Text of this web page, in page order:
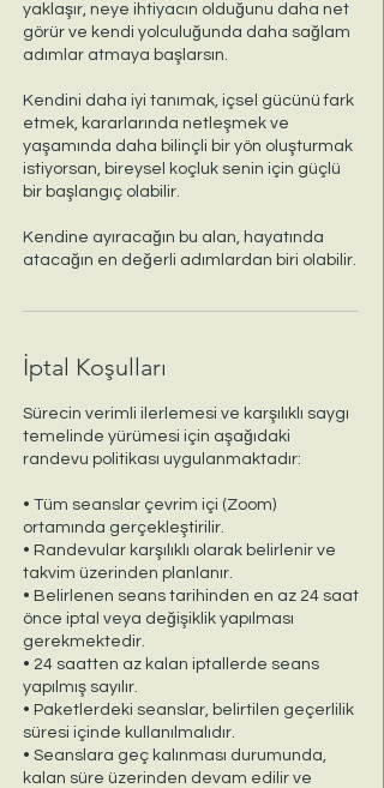
yaklaşır, neye ihtiyacın olduğunu daha net
görür ve kendi yolculuğunda daha sağlam
adımlar atmaya başlarsın.
Kendini daha iyi tanımak, içsel gücünü fark
etmek, kararlarında netleşmek ve
yaşamında daha bilinçli bir yön oluşturmak
istiyorsan, bireysel koçluk senin için güçlü
bir başlangıç olabilir.
Kendine ayıracağın bu alan, hayatında
atacağın en değerli adımlardan biri olabilir.
İptal Koşulları
Sürecin verimli ilerlemesi ve karşılıklı saygı
temelinde yürümesi için aşağıdaki
randevu politikası uygulanmaktadır:
• Tüm seanslar çevrim içi (Zoom)
ortamında gerçekleştirilir.
• Randevular karşılıklı olarak belirlenir ve
takvim üzerinden planlanır.
• Belirlenen seans tarihinden en az 24 saat
önce iptal veya değişiklik yapılması
gerekmektedir.
• 24 saatten az kalan iptallerde seans
yapılmış sayılır.
• Paketlerdeki seanslar, belirtilen geçerlilik
süresi içinde kullanılmalıdır.
• Seanslara geç kalınması durumunda,
kalan süre üzerinden devam edilir ve